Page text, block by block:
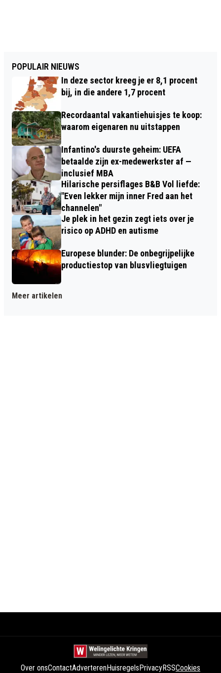
POPULAIR NIEUWS
In deze sector kreeg je er 8,1 procent
bij, in die andere 1,7 procent
Recordaantal vakantiehuisjes te koop:
waarom eigenaren nu uitstappen
Infantino's duurste geheim: UEFA
betaalde zijn ex-medewerkster af —
inclusief MBA
Hilarische persiflages B&B Vol liefde:
"Even lekker mijn inner Fred aan het
channelen"
Je plek in het gezin zegt iets over je
risico op ADHD en autisme
Europese blunder: De onbegrijpelijke
productiestop van blusvliegtuigen
Meer artikelen
Over onsContactAdverterenHuisregelsPrivacyRSSCookies